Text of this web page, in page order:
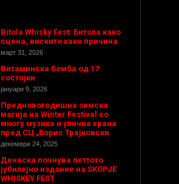
Bitola Whisky Fest: Битола како
сцена, вискито како причина
март 31, 2026
Витаминска бомба од 17
состојки
јануари 9, 2026
Предновогодишнa зимска
магија на Winter Festival со
многу музика и улична храна
пред СЦ „Борис Трајковски
декември 24, 2025
Денеска почнува петтото
јубилејно издание на SKOPJE
WHISKEY FEST